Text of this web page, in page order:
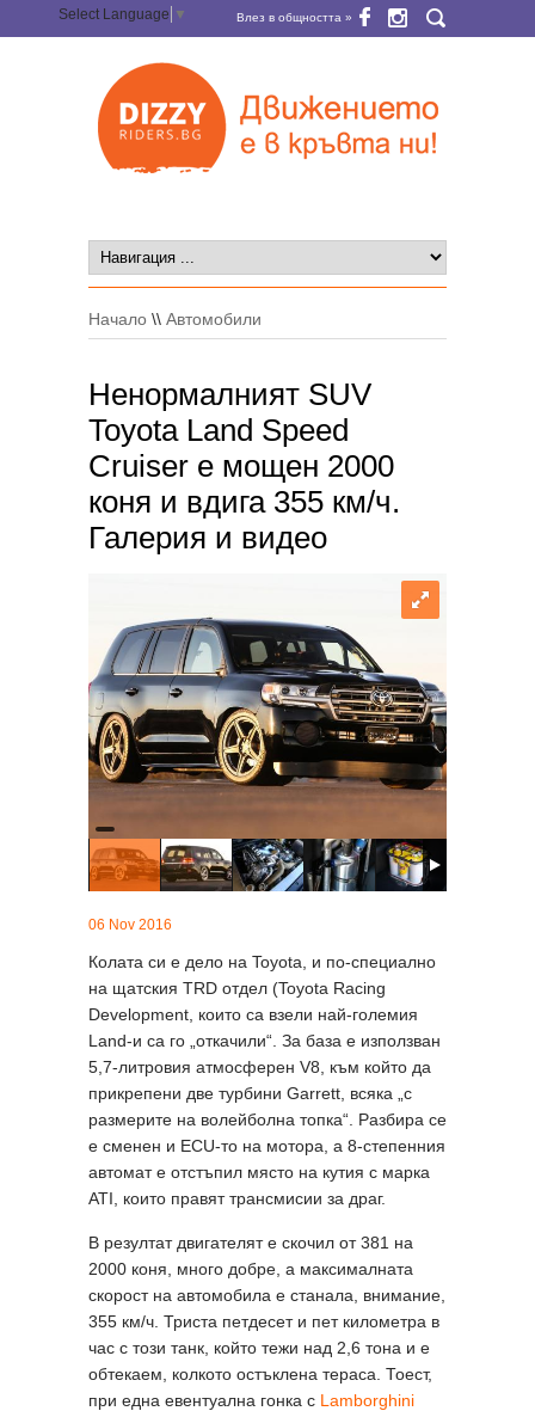
Select Language ▼ Влез в общността »
Начало \\ Автомобили
Ненормалният SUV
Toyota Land Speed
Cruiser е мощен 2000
коня и вдига 355 км/ч.
Галерия и видео
06 Nov 2016
Колата си е дело на Toyota, и по-специално
на щатския TRD отдел (Toyota Racing
Development, които са взели най-големия
Land-и са го „откачили“. За база е използван
5,7-литровия атмосферен V8, към който да
прикрепени две турбини Garrett, всяка „с
размерите на волейболна топка“. Разбира се
е сменен и ECU-то на мотора, а 8-степенния
автомат е отстъпил място на кутия с марка
ATI, които правят трансмисии за драг.
В резултат двигателят е скочил от 381 на
2000 коня, много добре, а максималната
скорост на автомобила е станала, внимание,
355 км/ч. Триста петдесет и пет километра в
час с този танк, който тежи над 2,6 тона и е
обтекаем, колкото остъклена тераса. Тоест,
при една евентуална гонка с Lamborghini